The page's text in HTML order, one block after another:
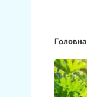
Головна